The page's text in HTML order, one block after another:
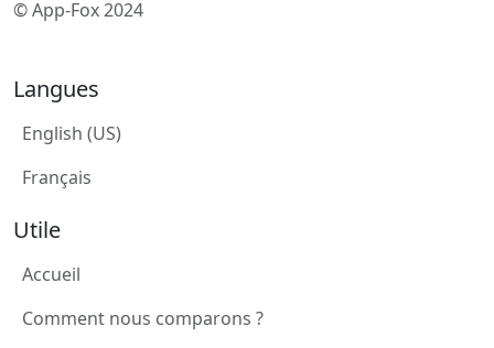
© App-Fox 2024
Langues
English (US)
Français
Utile
Accueil
Comment nous comparons ?